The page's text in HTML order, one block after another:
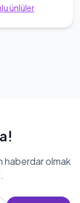
ünlüler
haberdar olmak